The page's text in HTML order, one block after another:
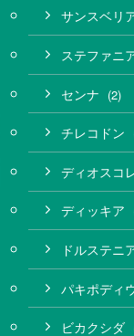
サンスベリ
ステファニ
センナ (2)
チレコドン
ディオスコ
ディッキア
ドルステニ
パキポディ
ビカクシダ